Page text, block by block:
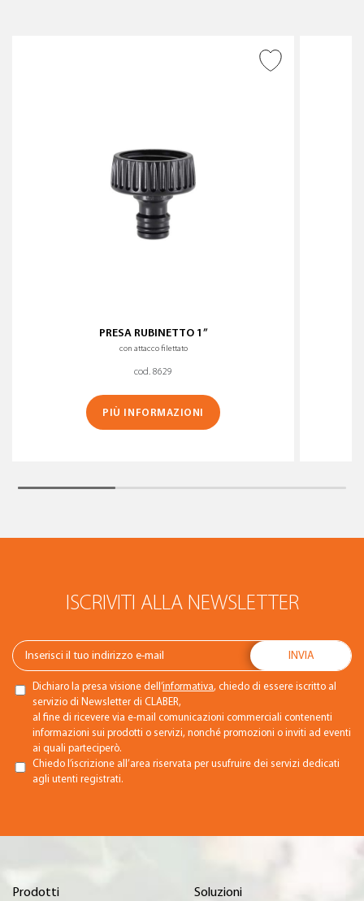
PRESA RUBINETTO 1”
con attacco filettato
cod. 8629
PIÙ INFORMAZIONI
ISCRIVITI ALLA NEWSLETTER
Dichiaro la presa visione dell’informativa, chiedo di essere iscritto al
servizio di Newsletter di CLABER,
al fine di ricevere via e-mail comunicazioni commerciali contenenti
informazioni sui prodotti o servizi, nonché promozioni o inviti ad eventi
ai quali parteciperò.
Chiedo l’iscrizione all’area riservata per usufruire dei servizi dedicati
agli utenti registrati.
Prodotti
Soluzioni